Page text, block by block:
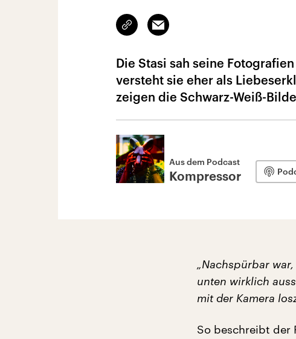
Link
kopieren/teilen
Email
Die Stasi sah seine
versteht sie eher als
zeigen die Schwarz-Weiß-
Aus dem Podcast
Kompressor
„Nachspürbar
unten wirklich
mit der Kamera
So beschreibt der